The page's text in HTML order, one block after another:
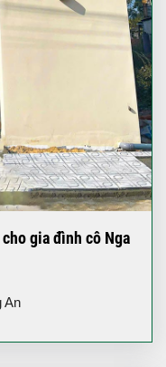
gia đình cô Nga
An